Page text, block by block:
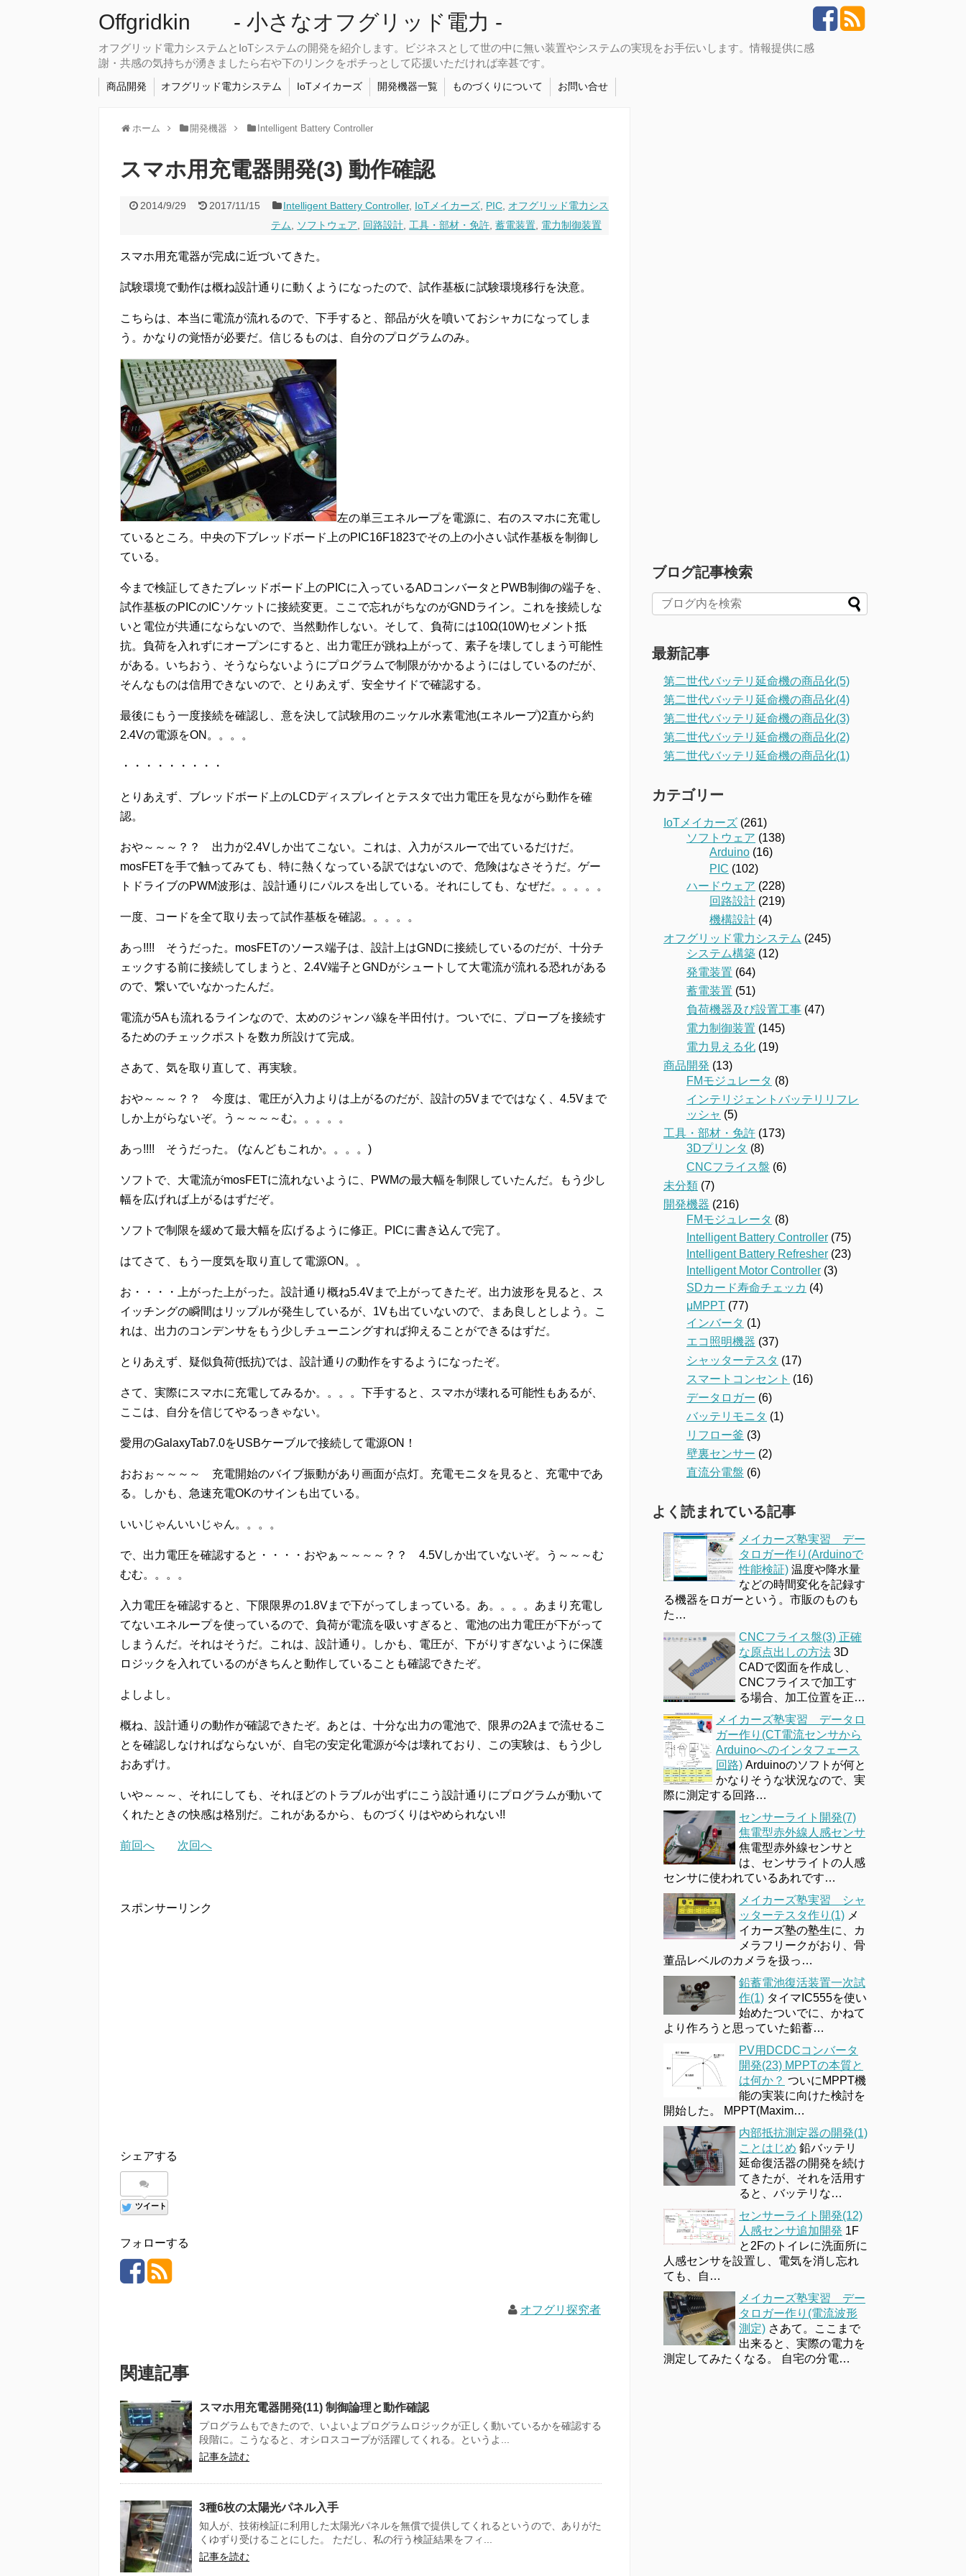
Offgridkin - 小さなオフグリッド電力 -
オフグリッド電力システムとIoTシステムの開発を紹介します。ビジネスとして世の中に無い装置やシステムの実現をお手伝いします。情報提供に感
謝・共感の気持ちが湧きましたら右や下のリンクをポチっとして応援いただければ幸甚です。
商品開発 オフグリッド電力システム IoTメイカーズ 開発機器一覧 ものづくりについて お問い合せ
ホーム 開発機器 Intelligent Battery Controller
スマホ用充電器開発(3) 動作確認
2014/9/29 2017/11/15 Intelligent Battery Controller, IoTメイカーズ, PIC, オフグリッド電力シス
テム, ソフトウェア, 回路設計,工具・部材・免許,蓄電装置, 電力制御装置
スマホ用充電器が完成に近づいてきた。
試験環境で動作は概ね設計通りに動くようになったので、試作基板に試験環境移行を決意。
こちらは、本当に電流が流れるので、下手すると、部品が火を噴いておシャカになってしま
う。かなりの覚悟が必要だ。信じるものは、自分のプログラムのみ。
左の単三エネループを電源に、右のスマホに充電し
ているところ。中央の下ブレッドボード上のPIC16F1823でその上の小さい試作基板を制御し
ている。
今まで検証してきたブレッドボード上のPICに入っているADコンバータとPWB制御の端子を、
試作基板のPICのICソケットに接続変更。ここで忘れがちなのがGNDライン。これを接続しな
いと電位が共通にならないので、当然動作しない。そして、負荷には10Ω(10W)セメント抵
抗。負荷を入れずにオープンにすると、出力電圧が跳ね上がって、素子を壊してしまう可能性
がある。いちおう、そうならないようにプログラムで制限がかかるようにはしているのだが、
そんなものは信用できないので、とりあえず、安全サイドで確認する。
最後にもう一度接続を確認し、意を決して試験用のニッケル水素電池(エネループ)2直から約
2.4Vの電源をON。。。。
・・・・・・・・・
とりあえず、ブレッドボード上のLCDディスプレイとテスタで出力電圧を見ながら動作を確
認。
おや～～～？？ 出力が2.4Vしか出てこない。これは、入力がスルーで出ているだけだ。
mosFETを手で触ってみても、特に熱くなっている訳ではないので、危険はなさそうだ。ゲー
トドライブのPWM波形は、設計通りにパルスを出している。それにしても、なぜだ。。。。。
一度、コードを全て取り去って試作基板を確認。。。。。
あっ!!!! そうだった。mosFETのソース端子は、設計上はGNDに接続しているのだが、十分チ
ェックする前に接続してしまうと、2.4V端子とGNDがシュートして大電流が流れる恐れがある
ので、繋いでいなかったんだ。
電流が5Aも流れるラインなので、太めのジャンパ線を半田付け。ついでに、プローブを接続す
るためのチェックポストを数カ所設けて完成。
さあて、気を取り直して、再実験。
おや～～～？？ 今度は、電圧が入力よりは上がるのだが、設計の5Vまでではなく、4.5Vまで
しか上がらないぞ。う～～～～む。。。。。
あっ!!!! そうだった。 (なんどもこれか。。。。)
ソフトで、大電流がmosFETに流れないように、PWMの最大幅を制限していたんだ。もう少し
幅を広げれば上がるはずだぞ。
ソフトで制限を緩めて最大幅を広げるように修正。PICに書き込んで完了。
はてさて、もう一度気を取り直して電源ON。。
お・・・・上がった上がった。設計通り概ね5.4Vまで上がってきたぞ。出力波形を見ると、ス
イッチングの瞬間はリップルが発生しているが、1Vも出ていないので、まあ良しとしよう。こ
れは、出力のコンデンサをもう少しチューニングすれば抑えることができるはずだ。
とりあえず、疑似負荷(抵抗)では、設計通りの動作をするようになったぞ。
さて、実際にスマホに充電してみるか。。。。下手すると、スマホが壊れる可能性もあるが、
ここは、自分を信じてやるっきゃない。
愛用のGalaxyTab7.0をUSBケーブルで接続して電源ON！
おおぉ～～～～ 充電開始のバイブ振動があり画面が点灯。充電モニタを見ると、充電中であ
る。しかも、急速充電OKのサインも出ている。
いいじゃんいいじゃん。。。。
で、出力電圧を確認すると・・・・おやぁ～～～～？？ 4.5Vしか出ていないぞ。う～～～む
むむ。。。。
入力電圧を確認すると、下限限界の1.8Vまで下がってしまっている。あ。。。。あまり充電し
てないエネループを使っているので、負荷が電流を吸いすぎると、電池の出力電圧が下がって
しまうんだ。それはそうだ。これは、設計通り。しかも、電圧が、下がりすぎないように保護
ロジックを入れているのがきちんと動作していることも確認できたぞ。
よしよし。
概ね、設計通りの動作が確認できたぞ。あとは、十分な出力の電池で、限界の2Aまで流せるこ
とを確認しなければならないが、自宅の安定化電源が今は壊れており、この実験は、もう少し
おあずけ。
いや～～～、それにしても、それほどのトラブルが出ずにこう設計通りにプログラムが動いて
くれたときの快感は格別だ。これがあるから、ものづくりはやめられない!!
前回へ 次回へ
スポンサーリンク
シェアする
ツイート
フォローする
オフグリ探究者
関連記事
スマホ用充電器開発(11) 制御論理と動作確認
プログラムもできたので、いよいよプログラムロジックが正しく動いているかを確認する
段階に。こうなると、オシロスコープが活躍してくれる。というよ...
記事を読む
3種6枚の太陽光パネル入手
知人が、技術検証に利用した太陽光パネルを無償で提供してくれるというので、ありがた
くゆずり受けることにした。 ただし、私の行う検証結果をフィ...
記事を読む
ブログ記事検索
最新記事
第二世代バッテリ延命機の商品化(5)
第二世代バッテリ延命機の商品化(4)
第二世代バッテリ延命機の商品化(3)
第二世代バッテリ延命機の商品化(2)
第二世代バッテリ延命機の商品化(1)
カテゴリー
IoTメイカーズ (261)
ソフトウェア (138)
Arduino (16)
PIC (102)
ハードウェア (228)
回路設計 (219)
機構設計 (4)
オフグリッド電力システム (245)
システム構築 (12)
発電装置 (64)
蓄電装置 (51)
負荷機器及び設置工事 (47)
電力制御装置 (145)
電力見える化 (19)
商品開発 (13)
FMモジュレータ (8)
インテリジェントバッテリリフレ
ッシャ (5)
工具・部材・免許 (173)
3Dプリンタ (8)
CNCフライス盤 (6)
未分類 (7)
開発機器 (216)
FMモジュレータ (8)
Intelligent Battery Controller (75)
Intelligent Battery Refresher (23)
Intelligent Motor Controller (3)
SDカード寿命チェッカ (4)
μMPPT (77)
インバータ (1)
エコ照明機器 (37)
シャッターテスタ (17)
スマートコンセント (16)
データロガー (6)
バッテリモニタ (1)
リフロー釜 (3)
壁裏センサー (2)
直流分電盤 (6)
よく読まれている記事
メイカーズ塾実習 デー
タロガー作り(Arduinoで
性能検証) 温度や降水量
などの時間変化を記録す
る機器をロガーという。市販のものも
た…
CNCフライス盤(3) 正確
な原点出しの方法 3D
CADで図面を作成し、
CNCフライスで加工す
る場合、加工位置を正…
メイカーズ塾実習 データロ
ガー作り(CT電流センサから
Arduinoへのインタフェース
回路) Arduinoのソフトが何と
かなりそうな状況なので、実
際に測定する回路…
センサーライト開発(7)
焦電型赤外線人感センサ
焦電型赤外線センサと
は、センサライトの人感
センサに使われているあれです…
メイカーズ塾実習 シャ
ッターテスタ作り(1) メ
イカーズ塾の塾生に、カ
メラフリークがおり、骨
董品レベルのカメラを扱っ…
鉛蓄電池復活装置一次試
作(1) タイマIC555を使い
始めたついでに、かねて
より作ろうと思っていた鉛蓄…
PV用DCDCコンバータ
開発(23) MPPTの本質と
は何か？ ついにMPPT機
能の実装に向けた検討を
開始した。 MPPT(Maxim…
内部抵抗測定器の開発(1)
ことはじめ 鉛バッテリ
延命復活器の開発を続け
てきたが、それを活用す
ると、バッテリな…
センサーライト開発(12)
人感センサ追加開発 1F
と2Fのトイレに洗面所に
人感センサを設置し、電気を消し忘れ
ても、自…
メイカーズ塾実習 デー
タロガー作り(電流波形
測定) さあて。ここまで
出来ると、実際の電力を
測定してみたくなる。 自宅の分電…